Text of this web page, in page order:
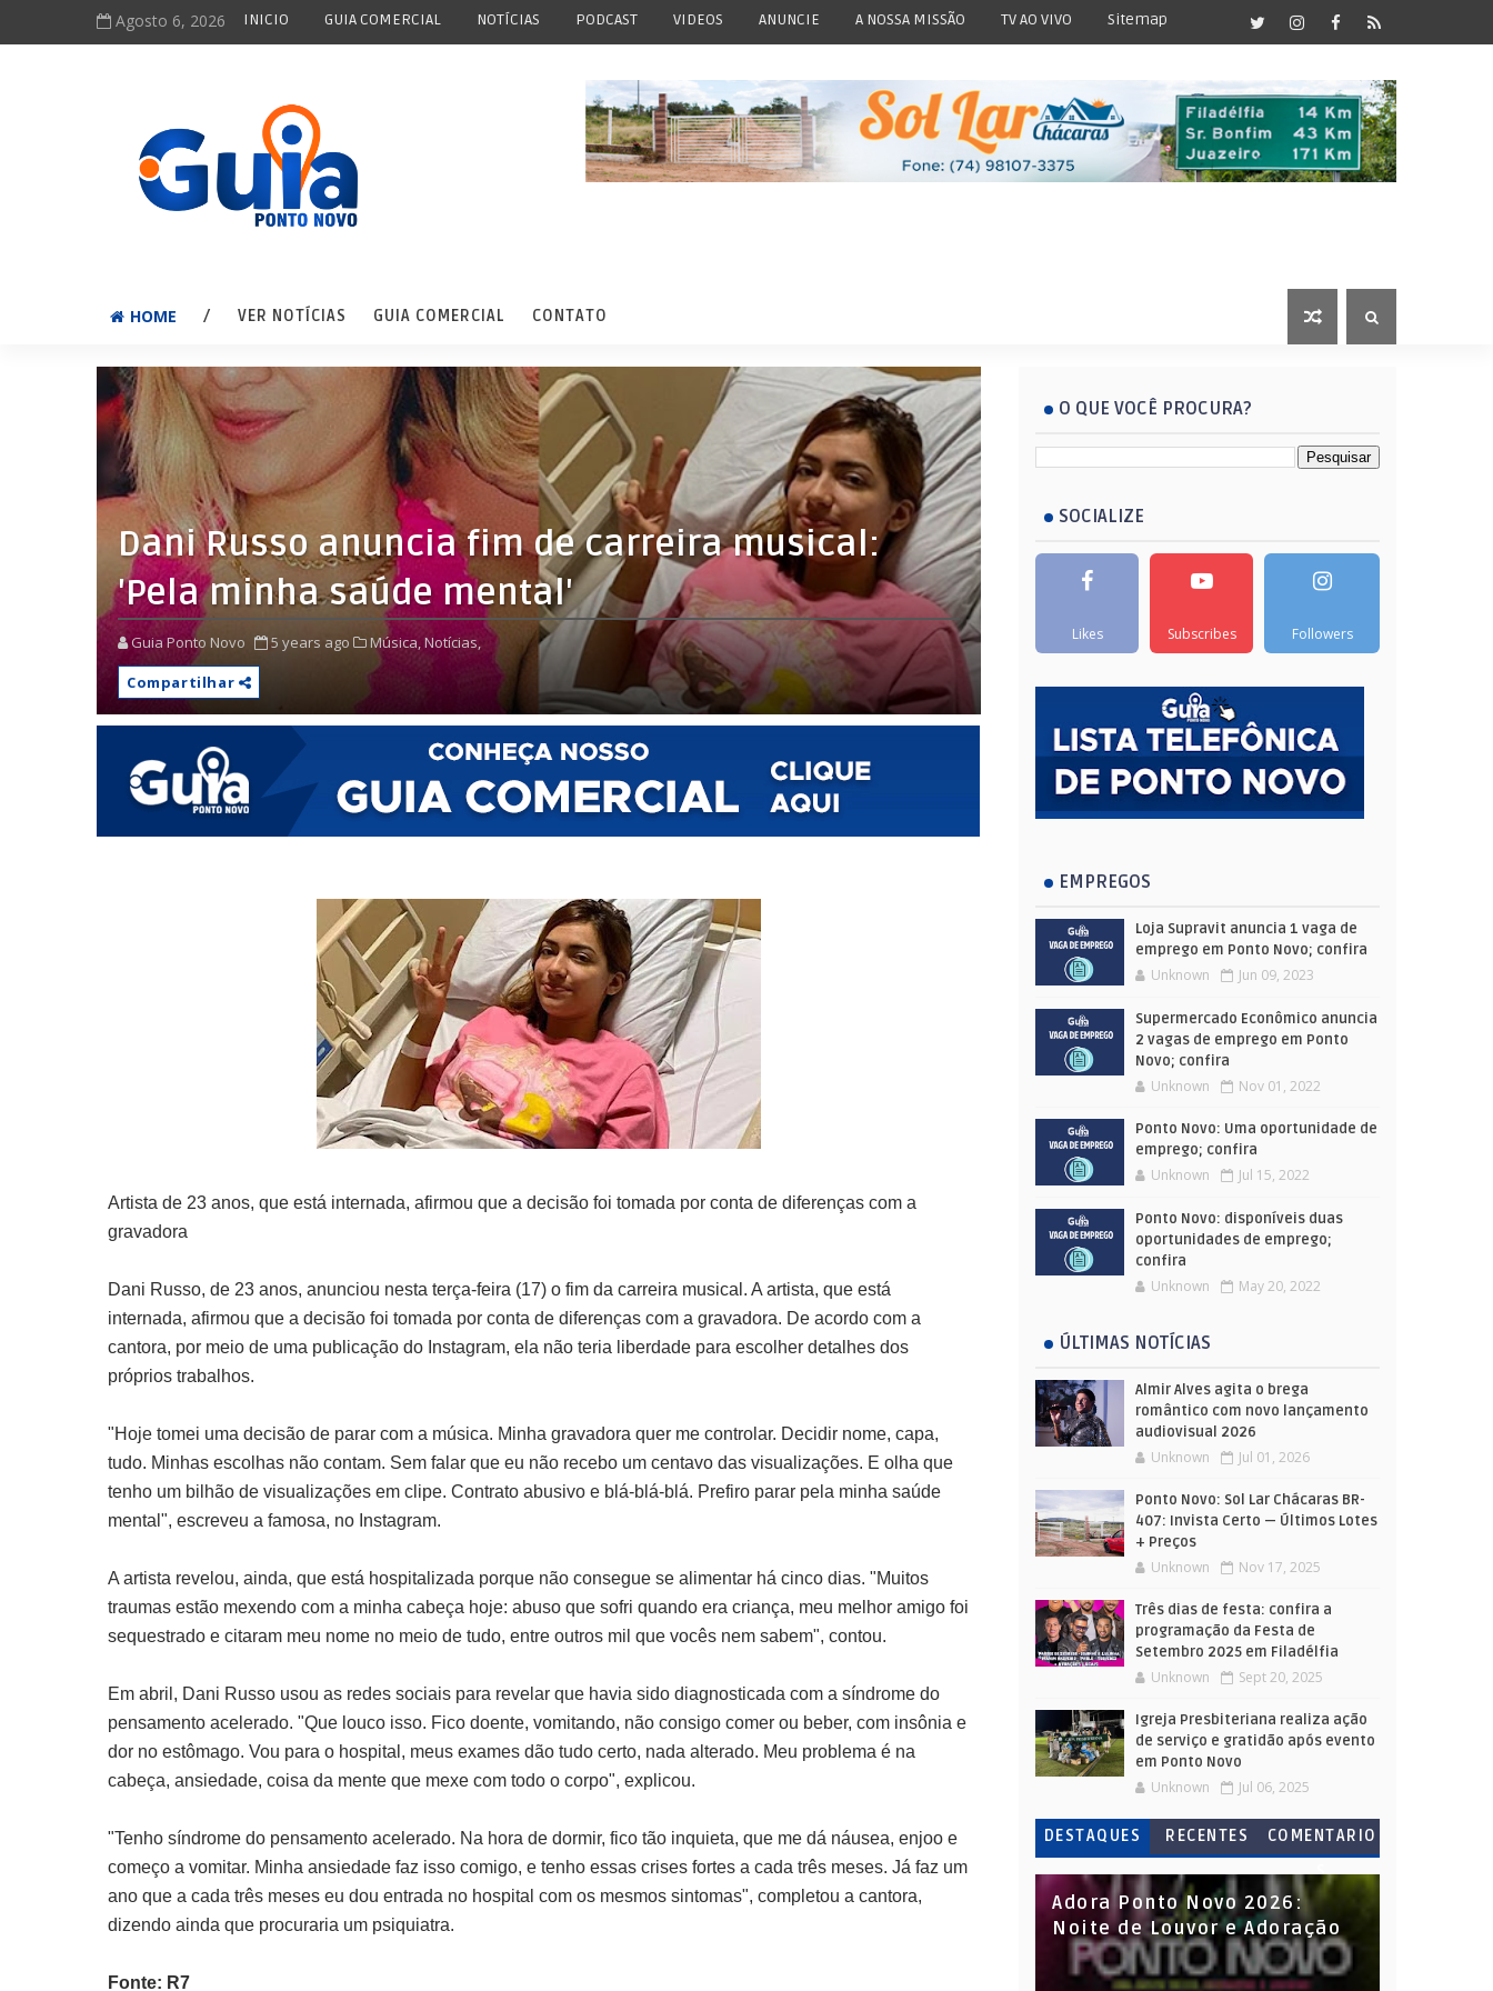
Agosto 6, 2026 INICIO GUIA COMERCIAL NOTÍCIAS PODCAST VIDEOS ANUNCIE A NOSSA MISSÃO TV AO VIVO Sitemap
HOME / VER NOTÍCIAS GUIA COMERCIAL CONTATO
Dani Russo anuncia fim de carreira musical:
'Pela minha saúde mental'
Guia Ponto Novo 5 years ago Música,Notícias,
Compartilhar
Artista de 23 anos, que está internada, afirmou que a decisão foi tomada por conta de diferenças com a
gravadora
Dani Russo, de 23 anos, anunciou nesta terça-feira (17) o fim da carreira musical. A artista, que está
internada, afirmou que a decisão foi tomada por conta de diferenças com a gravadora. De acordo com a
cantora, por meio de uma publicação do Instagram, ela não teria liberdade para escolher detalhes dos
próprios trabalhos.
"Hoje tomei uma decisão de parar com a música. Minha gravadora quer me controlar. Decidir nome, capa,
tudo. Minhas escolhas não contam. Sem falar que eu não recebo um centavo das visualizações. E olha que
tenho um bilhão de visualizações em clipe. Contrato abusivo e blá-blá-blá. Prefiro parar pela minha saúde
mental", escreveu a famosa, no Instagram.
A artista revelou, ainda, que está hospitalizada porque não consegue se alimentar há cinco dias. "Muitos
traumas estão mexendo com a minha cabeça hoje: abuso que sofri quando era criança, meu melhor amigo foi
sequestrado e citaram meu nome no meio de tudo, entre outros mil que vocês nem sabem", contou.
Em abril, Dani Russo usou as redes sociais para revelar que havia sido diagnosticada com a síndrome do
pensamento acelerado. "Que louco isso. Fico doente, vomitando, não consigo comer ou beber, com insônia e
dor no estômago. Vou para o hospital, meus exames dão tudo certo, nada alterado. Meu problema é na
cabeça, ansiedade, coisa da mente que mexe com todo o corpo", explicou.
"Tenho síndrome do pensamento acelerado. Na hora de dormir, fico tão inquieta, que me dá náusea, enjoo e
começo a vomitar. Minha ansiedade faz isso comigo, e tenho essas crises fortes a cada três meses. Já faz um
ano que a cada três meses eu dou entrada no hospital com os mesmos sintomas", completou a cantora,
dizendo ainda que procuraria um psiquiatra.
Fonte: R7
O QUE VOCÊ PROCURA?
SOCIALIZE
Likes Subscribes Followers
EMPREGOS
Loja Supravit anuncia 1 vaga de
emprego em Ponto Novo; confira
Unknown Jun 09, 2023
Supermercado Econômico anuncia
2 vagas de emprego em Ponto
Novo; confira
Unknown Nov 01, 2022
Ponto Novo: Uma oportunidade de
emprego; confira
Unknown Jul 15, 2022
Ponto Novo: disponíveis duas
oportunidades de emprego;
confira
Unknown May 20, 2022
ÚLTIMAS NOTÍCIAS
Almir Alves agita o brega
romântico com novo lançamento
audiovisual 2026
Unknown Jul 01, 2026
Ponto Novo: Sol Lar Chácaras BR-
407: Invista Certo — Últimos Lotes
+ Preços
Unknown Nov 17, 2025
Três dias de festa: confira a
programação da Festa de
Setembro 2025 em Filadélfia
Unknown Sept 20, 2025
Igreja Presbiteriana realiza ação
de serviço e gratidão após evento
em Ponto Novo
Unknown Jul 06, 2025
DESTAQUES RECENTES
COMENTARIO
S
Adora Ponto Novo 2026:
Noite de Louvor e Adoração